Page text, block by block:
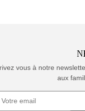
vous à notre
aux